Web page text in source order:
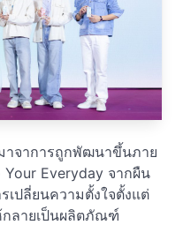
จาการถูกพัฒนาขึ้นภาย
Everyday จากผืน
ปลี่ยนความตั้งใจตั้งแต่
กลายเป็นผลิตภัณฑ์